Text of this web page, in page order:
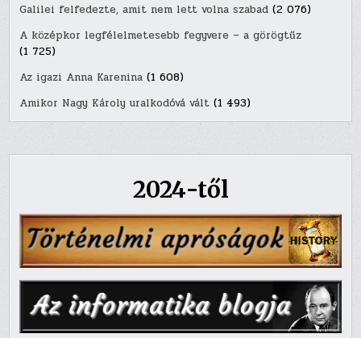
Galilei felfedezte, amit nem lett volna szabad (2 076)
A középkor legfélelmetesebb fegyvere – a görögtűz
(1 725)
Az igazi Anna Karenina (1 608)
Amikor Nagy Károly uralkodóvá vált (1 493)
2024-től